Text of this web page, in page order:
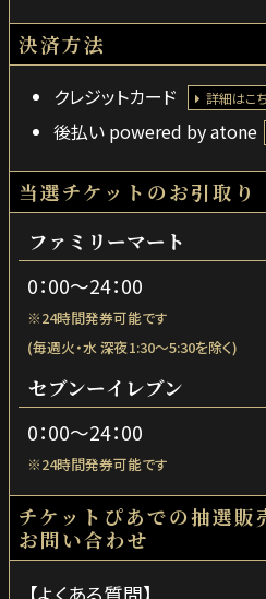
決済方法
クレジットカード 詳細はこ
後払い powered by atone
当選チケットのお引取り
ファミリーマート
0：00～24：00
※24時間発券可能です
(毎週火・水 深夜1:30～5:30を除く)
セブンーイレブン
0：00～24：00
※24時間発券可能です
チケットぴあでの抽選販
お問い合わせ